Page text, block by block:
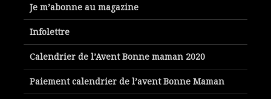
Je m’abonne au magazine
Infolettre
Calendrier de l’Avent Bonne maman 2020
Paiement calendrier de l’avent Bonne Maman